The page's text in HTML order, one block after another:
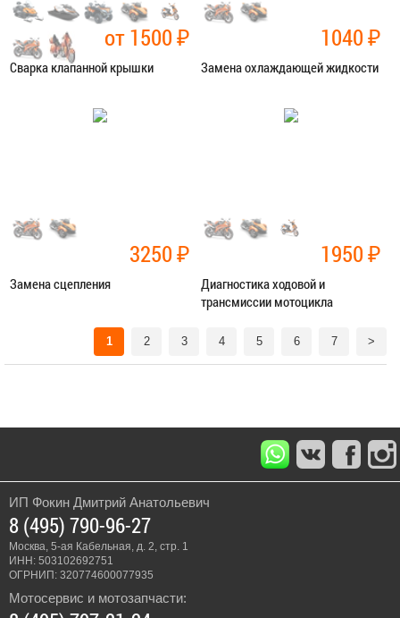
от 1500₽
Сварка клапанной крышки
Сварочные работы
1040₽
Замена охлаждающей жидкости
Ремонт сист.
3250₽
Замена сцепления
1950₽
Диагностика ходовой и
трансмиссии мотоцикла
1 2 3 4 5 6 7 >
ИП Фокин Дмитрий Анатольевич
8 (495) 790-96-27
Москва, 5-ая Кабельная, д. 2, стр. 1
ИНН: 503102692751
ОГРНИП: 320774600077935
Мотосервис и мотозапчасти: